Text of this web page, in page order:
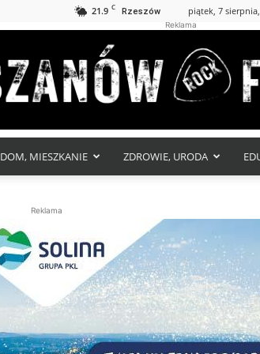
21.9 C Rzeszów piątek, 7
Reklama
DOM, MIESZKANIE ZDROWIE, URODA
Reklama